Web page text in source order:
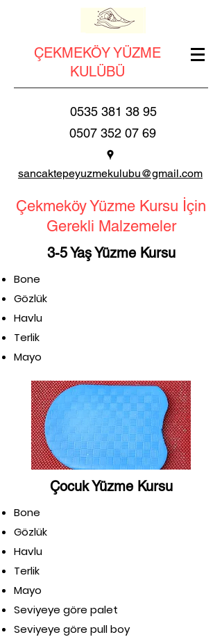
ÇEKMEKÖY YÜZME
KULÜBÜ
0535 381 38 95
0507 352 07 69
sancaktepeyuzmekulubu@gmail.com
Çekmeköy Yüzme Kursu İçin
Gerekli Malzemeler
3-5 Yaş Yüzme Kursu
Bone
Gözlük
Havlu
Terlik
Mayo
Çocuk Yüzme Kursu
Bone
Gözlük
Havlu
Terlik
Mayo
Seviyeye göre palet
Seviyeye göre pull boy